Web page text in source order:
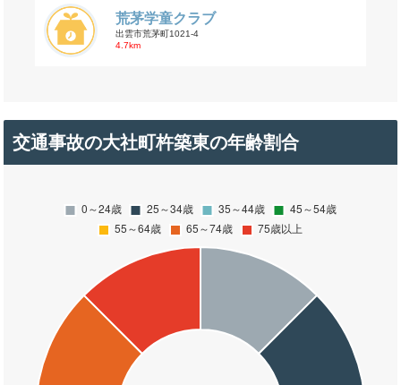
荒茅学童クラブ
出雲市荒茅町1021-4
4.7km
交通事故の大社町杵築東の年齢割合